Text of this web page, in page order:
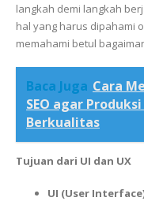
langkah demi langkah
hal yang harus dipahami
memahami betul
Baca Juga Cara
SEO agar
Berkualitas
Tujuan dari UI dan UX
UI (User